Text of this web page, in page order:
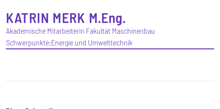
KATRIN MERK M.Eng.
Akademische Mitarbeiterin Fakultät Maschinenbau
Schwerpunkte:Energie und Umwelttechnik